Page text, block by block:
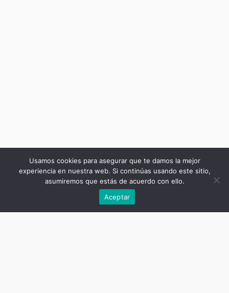
Usamos cookies para asegurar que te damos la mejor
experiencia en nuestra web. Si continúas usando este sitio,
asumiremos que estás de acuerdo con ello.
Aceptar